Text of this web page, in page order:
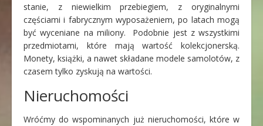
stanie, z niewielkim przebiegiem, z oryginalnymi
częściami i fabrycznym wyposażeniem, po latach mogą
być wyceniane na miliony. Podobnie jest z wszystkimi
przedmiotami, które mają wartość kolekcjonerską.
Monety, książki, a nawet składane modele samolotów, z
czasem tylko zyskują na wartości.
Nieruchomości
Wróćmy do wspominanych już nieruchomości, które w